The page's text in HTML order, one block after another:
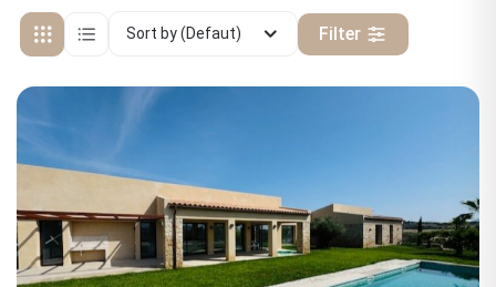
Sort by (Defaut) Filter